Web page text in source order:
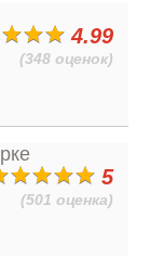
4.99
(348 оценок)
5
(501 оценка)